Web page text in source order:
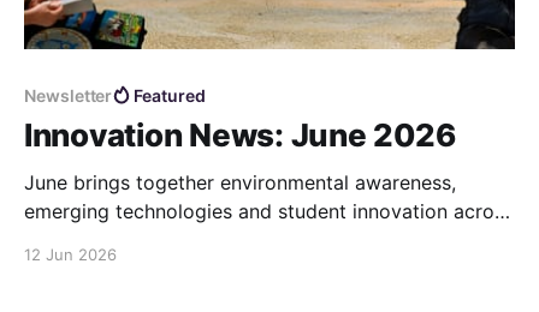
Newsletter Featured
Innovation News: June 2026
June brings together environmental awareness,
emerging technologies and student innovation across
draws to a close, this month highlights the many
12 Jun 2026